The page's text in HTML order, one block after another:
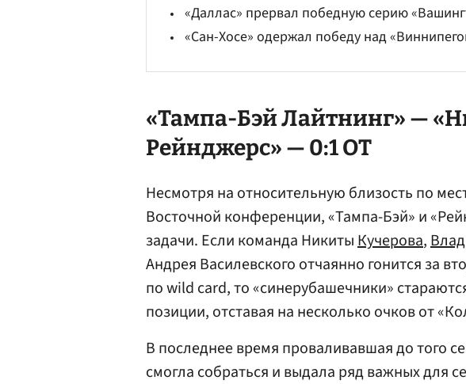
«Даллас» прервал победную серию
«Сан-Хосе» одержал победу над
«Тампа-Бэй Лайтнинг» —
Рейнджерс» — 0:1 ОТ
Несмотря на относительную близость по
Восточной конференции, «Тампа-Бэй» и
задачи. Если команда НикитыКучерова,
Андрея Василевского отчаянно гонится за
по wild card, то «синерубашечники»
позиции, отставая на несколько очков от
В последнее время проваливавшая до того
смогла собраться и выдала ряд важных для